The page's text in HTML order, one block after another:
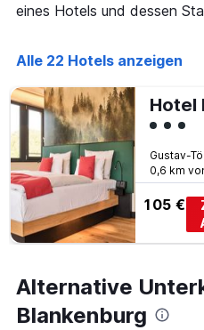
eines Hotels und dessen
Alle 22 Hotels anzeigen
0,6 km
105 €
Alternative
Blankenburg